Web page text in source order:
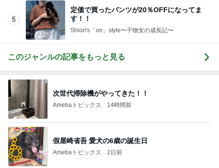
5
定価で買ったパンツが20％OFFになってま
す！！
Shiori's「on」style〜干物女の成長記〜
このジャンルの記事をもっと見る
次世代掃除機がやってきた！！
Amebaトピックス 14時間前
假屋崎省吾 愛犬の6歳の誕生日
Amebaトピックス 2日前